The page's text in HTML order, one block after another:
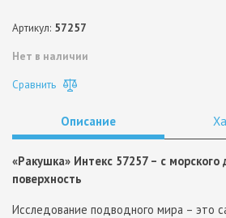
Артикул: 57257
Нет в наличии
Сравнить
Описание
«Ракушка» Интекс 57257 – с
поверхность
Исследование подводного мира – это